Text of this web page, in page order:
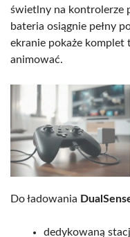
świetlny na kontrolerze
bateria osiągnie pełny
ekranie pokaże komplet
animować.
Do ładowania
dedykowaną